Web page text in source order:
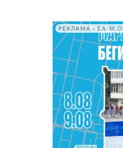
РЕКЛАМА • EA-